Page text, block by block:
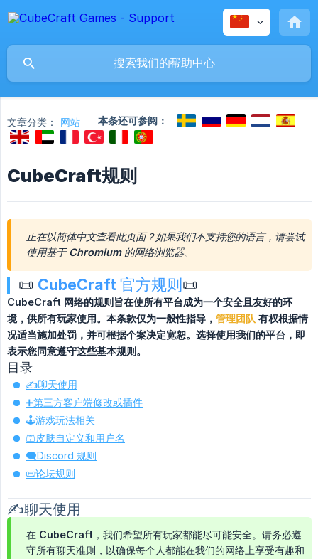
文章分类： 网站 本条还可参阅：
CubeCraft规则
正在以简体中文查看此页面？如果我们不支持您的语言，请尝试
使用基于 Chromium 的网络浏览器。
📜 CubeCraft 官方规则📜
CubeCraft 网络的规则旨在使所有平台成为一个安全且友好的环
境，供所有玩家使用。本条款仅为一般性指导， 管理团队 有权根据情
况适当施加处罚，并可根据个案决定宽恕。选择使用我们的平台，即
表示您同意遵守这些基本规则。
目录
✍️聊天使用
➕第三方客户端修改或插件
🕹️游戏玩法相关
🩳皮肤自定义和用户名
🗨️Discord 规则
📜论坛规则
✍️聊天使用
在 CubeCraft，我们希望所有玩家都能尽可能安全。请务必遵
守所有聊天准则，以确保每个人都能在我们的网络上享受有趣和